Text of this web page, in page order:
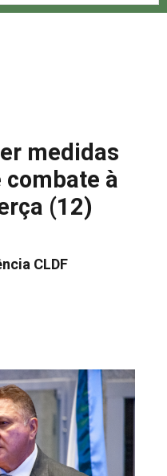
medidas
combate à
(12)
CLDF